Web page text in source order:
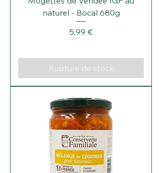
naturel - Bocal 680g
Prix
5,99 €
Rupture de stock